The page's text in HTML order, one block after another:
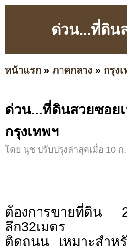
ด่วน...ที่ดิน
หน้าแรก » ภาคกลาง » กรุง
ด่วน...ที่ดินสวยซอย
กรุงเทพฯ
โดย นุช ปรับปรุงล่าสุดเมื่อ 10 ก
ต้องการขายที่ดิน
ลึก32เมตร
ติดถนน เหมาะสำห